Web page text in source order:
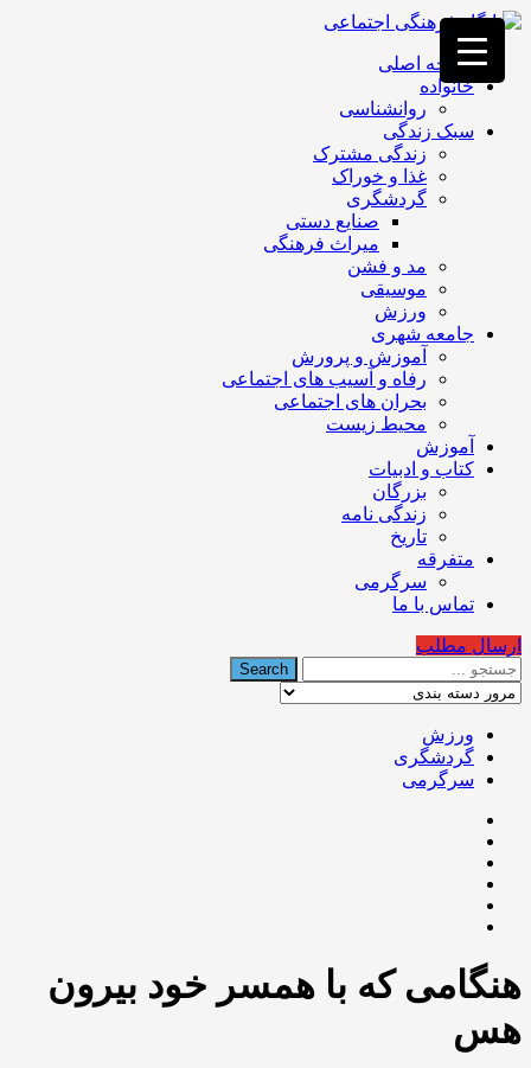
فصد
خون
غرب
تهران
خشکشویی
تصفیه
تهران
صفحه اصلی
خانواده
روانشناسی
سبک زندگی
زندگی مشترک
غذا و خوراک
گردشگری
صنایع دستی
میراث فرهنگی
مد و فشن
موسیقی
ورزش
جامعه شهری
آموزش و پرورش
رفاه و آسیب های اجتماعی
بحران های اجتماعی
محیط زیست
آموزش
کتاب و ادبیات
بزرگان
زندگی نامه
تاریخ
متفرقه
سرگرمی
تماس با ما
ارسال مطلب
ورزش
گردشگری
سرگرمی
هنگامی که با همسر خود بیرون
هس